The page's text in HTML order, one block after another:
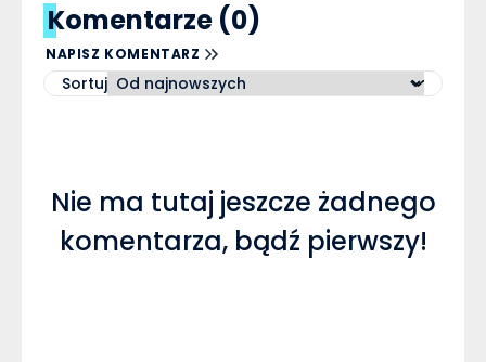
Komentarze (0)
NAPISZ KOMENTARZ
Sortuj
Nie ma tutaj jeszcze żadnego
komentarza, bądź pierwszy!